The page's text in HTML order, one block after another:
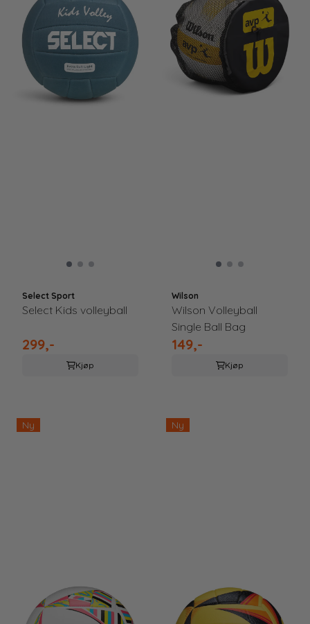
Select Sport
Select Kids volleyball
299,-
Kjøp
Wilson
Wilson Volleyball
Single Ball Bag
149,-
Kjøp
Ny Ny